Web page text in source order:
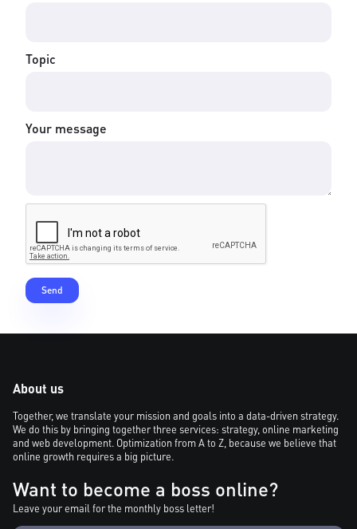
Topic
Your message
About us
Together, we translate your mission and goals into a data-driven strategy.
We do this by bringing together three services: strategy, online marketing
and web development. Optimization from A to Z, because we believe that
online growth requires a big picture.
Want to become a boss online?
Leave your email for the monthly boss letter!